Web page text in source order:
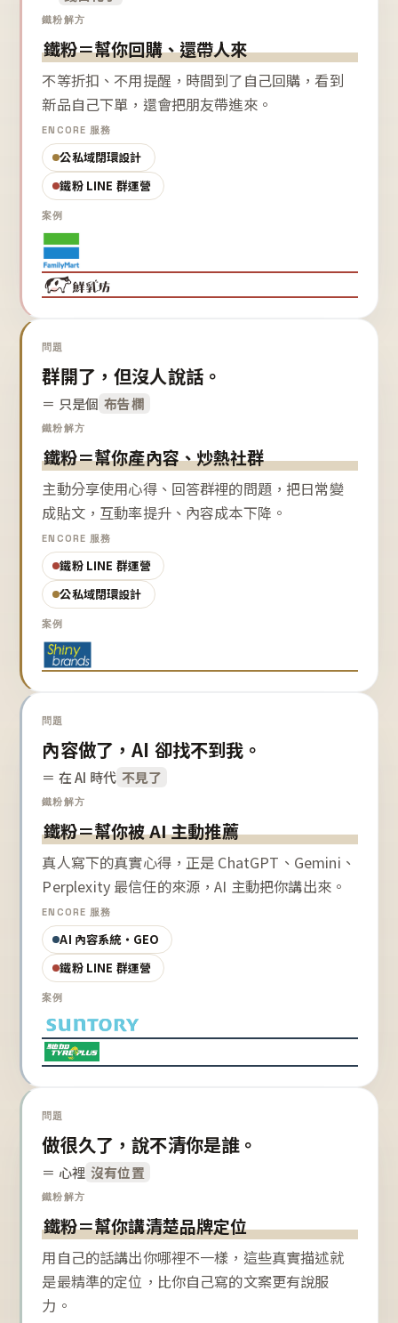
鐵粉解方
鐵粉＝幫你回購、還帶人來
不等折扣、不用提醒，時間到了自己回購，看到
新品自己下單，還會把朋友帶進來。
ENCORE 服務
公私域閉環設計
鐵粉 LINE 群運營
案例
問題
群開了，但沒人說話。
＝ 只是個 布告欄
鐵粉解方
鐵粉＝幫你產內容、炒熱社群
主動分享使用心得、回答群裡的問題，把日常變
成貼文，互動率提升、內容成本下降。
ENCORE 服務
鐵粉 LINE 群運營
公私域閉環設計
案例
問題
內容做了，AI 卻找不到我。
＝ 在 AI 時代 不見了
鐵粉解方
鐵粉＝幫你被 AI 主動推薦
真人寫下的真實心得，正是 ChatGPT、Gemini、
Perplexity 最信任的來源，AI 主動把你講出來。
ENCORE 服務
AI 內容系統・GEO
鐵粉 LINE 群運營
案例
問題
做很久了，說不清你是誰。
＝ 心裡 沒有位置
鐵粉解方
鐵粉＝幫你講清楚品牌定位
用自己的話講出你哪裡不一樣，這些真實描述就
是最精準的定位，比你自己寫的文案更有說服
力。